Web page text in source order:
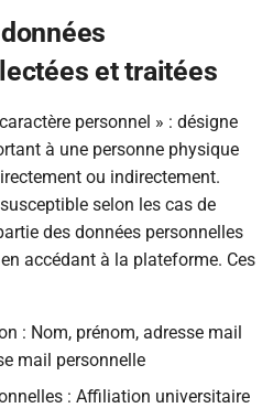
et traitées
personnel » : désigne
à une personne physique
ou indirectement.
selon les cas de
des données personnelles
accédant à la plateforme. Ces
: Nom, prénom, adresse mail
mail personnelle
: Affiliation universitaire